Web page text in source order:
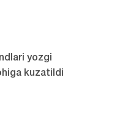
yozgi
kuzatildi